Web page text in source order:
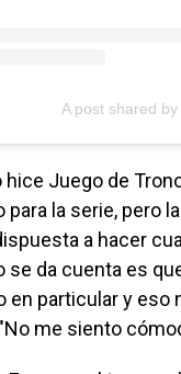
A post shared
hice Juego de
para la serie, pero
a hacer
se da cuenta es
en particular y eso
me siento